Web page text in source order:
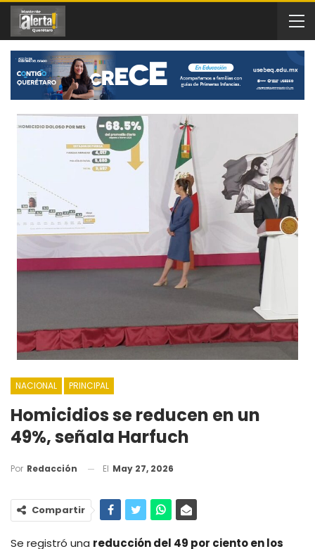
NACIONAL PRINCIPAL
Homicidios se reducen en un
49%, señala Harfuch
Por Redacción El May 27, 2026
Compartir
Se registró una reducción del 49 por ciento en los